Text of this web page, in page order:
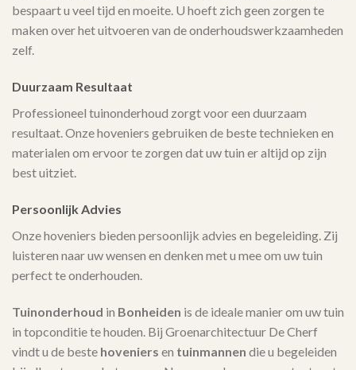
bespaart u veel tijd en moeite. U hoeft zich geen zorgen te
maken over het uitvoeren van de onderhoudswerkzaamheden
zelf.
Duurzaam Resultaat
Professioneel tuinonderhoud zorgt voor een duurzaam
resultaat. Onze hoveniers gebruiken de beste technieken en
materialen om ervoor te zorgen dat uw tuin er altijd op zijn
best uitziet.
Persoonlijk Advies
Onze hoveniers bieden persoonlijk advies en begeleiding. Zij
luisteren naar uw wensen en denken met u mee om uw tuin
perfect te onderhouden.
Tuinonderhoud in Bonheiden is de ideale manier om uw tuin
in topconditie te houden. Bij Groenarchitectuur De Cherf
vindt u de beste hoveniers en tuinmannen die u begeleiden